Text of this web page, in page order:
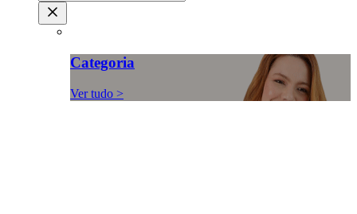
Categoria
Ver tudo >